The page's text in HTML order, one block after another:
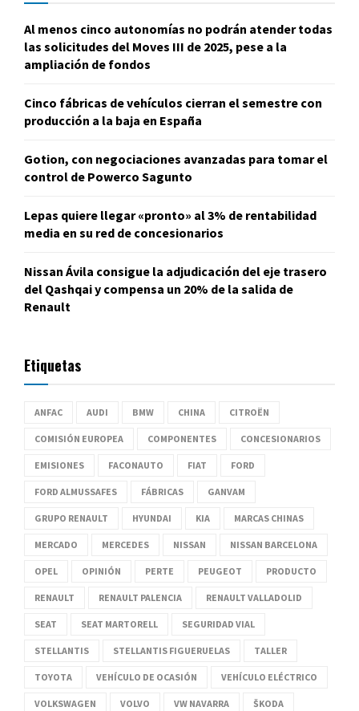
Al menos cinco autonomías no podrán atender todas
las solicitudes del Moves III de 2025, pese a la
ampliación de fondos
Cinco fábricas de vehículos cierran el semestre con
producción a la baja en España
Gotion, con negociaciones avanzadas para tomar el
control de Powerco Sagunto
Lepas quiere llegar «pronto» al 3% de rentabilidad
media en su red de concesionarios
Nissan Ávila consigue la adjudicación del eje trasero
del Qashqai y compensa un 20% de la salida de
Renault
Etiquetas
ANFAC AUDI BMW CHINA CITROËN
COMISIÓN EUROPEA COMPONENTES CONCESIONARIOS
EMISIONES FACONAUTO FIAT FORD
FORD ALMUSSAFES FÁBRICAS GANVAM
GRUPO RENAULT HYUNDAI KIA MARCAS CHINAS
MERCADO MERCEDES NISSAN NISSAN BARCELONA
OPEL OPINIÓN PERTE PEUGEOT PRODUCTO
RENAULT RENAULT PALENCIA RENAULT VALLADOLID
SEAT SEAT MARTORELL SEGURIDAD VIAL
STELLANTIS STELLANTIS FIGUERUELAS TALLER
TOYOTA VEHÍCULO DE OCASIÓN VEHÍCULO ELÉCTRICO
VOLKSWAGEN VOLVO VW NAVARRA ŠKODA